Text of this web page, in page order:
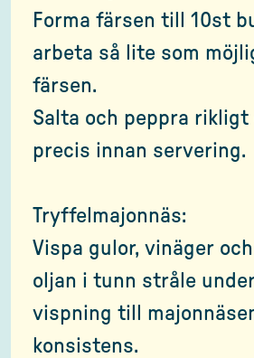
Forma färsen till 10st
arbeta så lite som
färsen.
Salta och peppra rikligt
precis innan servering.
Tryffelmajonnäs:
Vispa gulor, vinäger
oljan i tunn stråle
vispning till
konsistens.